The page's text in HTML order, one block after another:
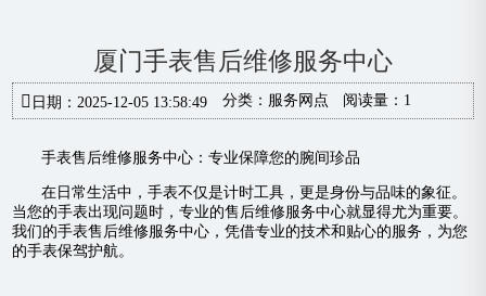
厦门手表售后维修服务中心
日期：2025-12-05 13:58:49 分类： 服务网点 阅读量：1
手表售后维修服务中心：专业保障您的腕间珍品
在日常生活中，手表不仅是计时工具，更是身份与品味的象征。
当您的手表出现问题时，专业的售后维修服务中心就显得尤为重要。
我们的手表售后维修服务中心，凭借专业的技术和贴心的服务，为您
的手表保驾护航。